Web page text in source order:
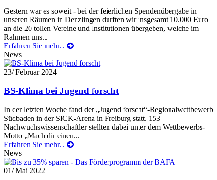
Gestern war es soweit - bei der feierlichen Spendenübergabe in
unseren Räumen in Denzlingen durften wir insgesamt 10.000 Euro
an die 20 tollen Vereine und Institutionen übergeben, welche im
Rahmen uns...
Erfahren Sie mehr...
News
23/ Februar 2024
BS-Klima bei Jugend forscht
In der letzten Woche fand der „Jugend forscht“-Regionalwettbewerb
Südbaden in der SICK-Arena in Freiburg statt. 153
Nachwuchswissenschaftler stellten dabei unter dem Wettbewerbs-
Motto „Mach dir einen...
Erfahren Sie mehr...
News
01/ Mai 2022